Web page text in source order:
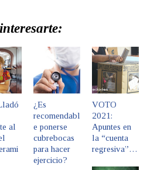
al
¿Es
recomendabl
e ponerse
cubrebocas
para hacer
ejercicio?
VOTO
2021:
Apuntes en
la “cuenta
regresiva”…